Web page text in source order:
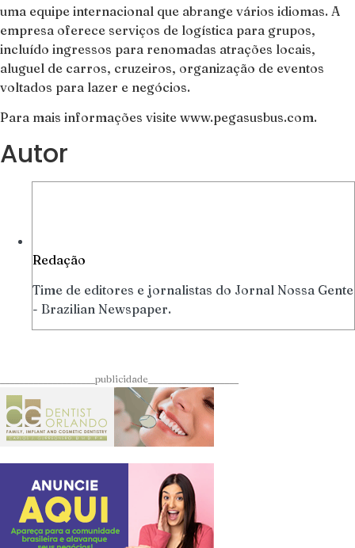
uma equipe internacional que abrange vários idiomas. A
empresa oferece serviços de logística para grupos,
incluído ingressos para renomadas atrações locais,
aluguel de carros, cruzeiros, organização de eventos
voltados para lazer e negócios.
Para mais informações visite www.pegasusbus.com.
Autor
Redação
Time de editores e jornalistas do Jornal Nossa Gente
- Brazilian Newspaper.
____________________publicidade___________________